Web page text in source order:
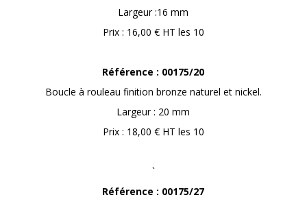
Largeur :16 mm
Prix : 16,00 € HT les 10
Référence : 00175/20
Boucle à rouleau finition bronze naturel et nickel.
Largeur : 20 mm
Prix : 18,00 € HT les 10
`
Référence : 00175/27